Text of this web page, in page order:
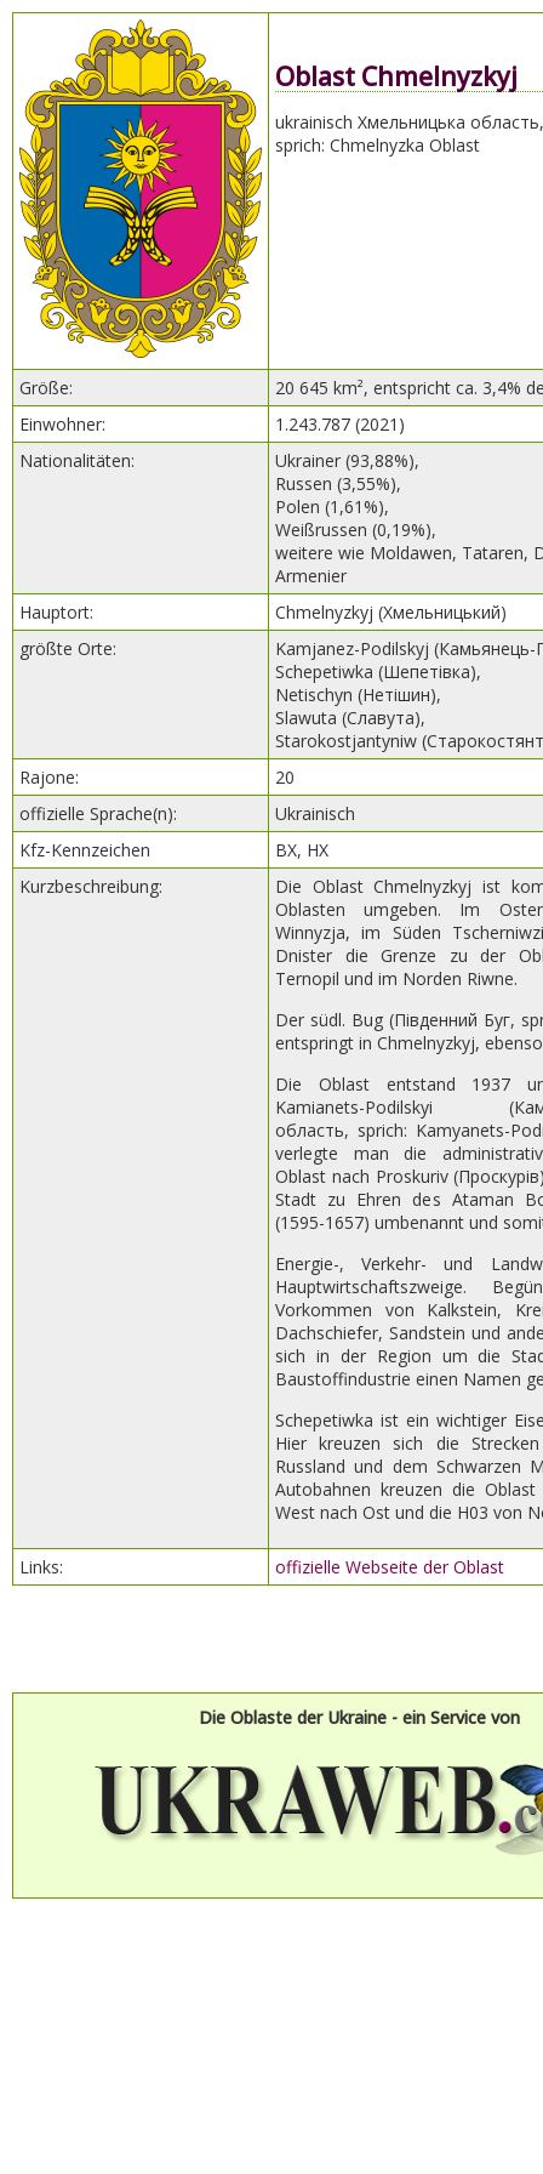
Oblast Chmelnyzkyj
ukrainisch Хмельницька область,
sprich: Chmelnyzka Oblast
Größe:
20 645 km², entspricht ca. 3,4%
Einwohner:
1.243.787 (2021)
Nationalitäten:
Ukrainer (93,88%),
Russen (3,55%),
Polen (1,61%),
Weißrussen (0,19%),
weitere wie Moldawen, Tataren,
Armenier
Hauptort:
Chmelnyzkyj (Хмельницький)
größte Orte:
Kamjanez-Podilskyj (Камьянець-
Schepetiwka (Шепетівка),
Netischyn (Нетішин),
Slawuta (Славута),
Starokostjantyniw
Rajone:
20
offizielle Sprache(n):
Ukrainisch
Kfz-Kennzeichen
BX, HX
Kurzbeschreibung:
Die Oblast Chmelnyzkyj ist
Oblasten umgeben. Im
Winnyzja, im Süden
Dnister die Grenze zu der
Ternopil und im Norden Riwne.
Der südl. Bug (Південний Буг,
entspringt in Chmelnyzkyj,
Die Oblast entstand 1937
Kamianets-Podilskyi
область, sprich: Kamyanets-
verlegte man die
Oblast nach Proskuriv
Stadt zu Ehren des Ataman
(1595-1657) umbenannt und
Energie-, Verkehr- und
Hauptwirtschaftszweige.
Vorkommen von Kalkstein,
Dachschiefer, Sandstein und
sich in der Region um die
Baustoffindustrie einen Namen
Schepetiwka ist ein wichtiger
Hier kreuzen sich die
Russland und dem Schwarzen
Autobahnen kreuzen die
West nach Ost und die H03 von
Links: offizielle Webseite der Oblast
Die Oblaste der Ukraine - ein Service von